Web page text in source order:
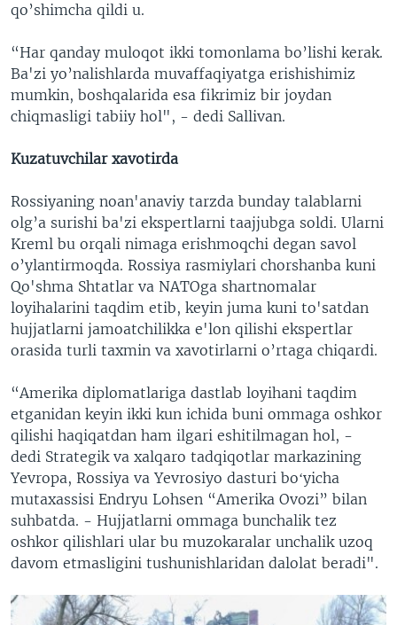
qo’shimcha qildi u.
“Har qanday muloqot ikki tomonlama bo’lishi kerak.
Ba'zi yo’nalishlarda muvaffaqiyatga erishishimiz
mumkin, boshqalarida esa fikrimiz bir joydan
chiqmasligi tabiiy hol", - dedi Sallivan.
Kuzatuvchilar xavotirda
Rossiyaning noan'anaviy tarzda bunday talablarni
olg’a surishi ba'zi ekspertlarni taajjubga soldi. Ularni
Kreml bu orqali nimaga erishmoqchi degan savol
o’ylantirmoqda. Rossiya rasmiylari chorshanba kuni
Qo'shma Shtatlar va NATOga shartnomalar
loyihalarini taqdim etib, keyin juma kuni to'satdan
hujjatlarni jamoatchilikka e'lon qilishi ekspertlar
orasida turli taxmin va xavotirlarni o’rtaga chiqardi.
“Amerika diplomatlariga dastlab loyihani taqdim
etganidan keyin ikki kun ichida buni ommaga oshkor
qilishi haqiqatdan ham ilgari eshitilmagan hol, -
dedi Strategik va xalqaro tadqiqotlar markazining
Yevropa, Rossiya va Yevrosiyo dasturi boʻyicha
mutaxassisi Endryu Lohsen “Amerika Ovozi” bilan
suhbatda. - Hujjatlarni ommaga bunchalik tez
oshkor qilishlari ular bu muzokaralar unchalik uzoq
davom etmasligini tushunishlaridan dalolat beradi".